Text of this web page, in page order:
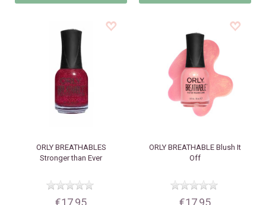
ORLYBREATHABLES
Stronger than Ever
€17,95
ORLY BREATHABLE Blush It
Off
€17,95